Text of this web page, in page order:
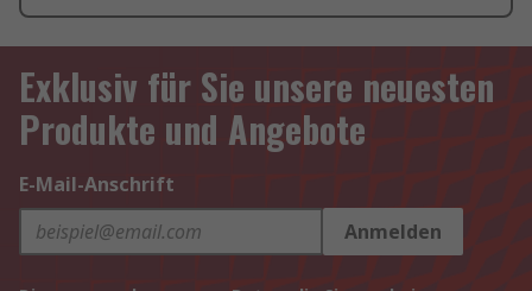
Exklusiv für Sie unsere neuesten
Produkte und Angebote
E-Mail-Anschrift
Anmelden